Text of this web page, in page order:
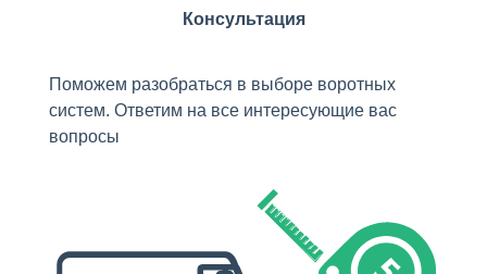
Консультация
Поможем разобраться в выборе воротных
систем. Ответим на все интересующие вас
вопросы